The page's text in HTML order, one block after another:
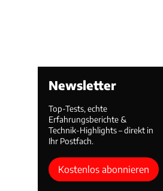
Newsletter
Top-Tests, echte
Erfahrungsberichte &
Technik-Highlights – direkt in
Ihr Postfach.
Kostenlos abonnieren